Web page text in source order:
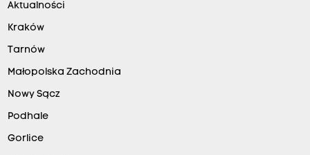
Aktualności
Kraków
Tarnów
Małopolska Zachodnia
Nowy Sącz
Podhale
Gorlice